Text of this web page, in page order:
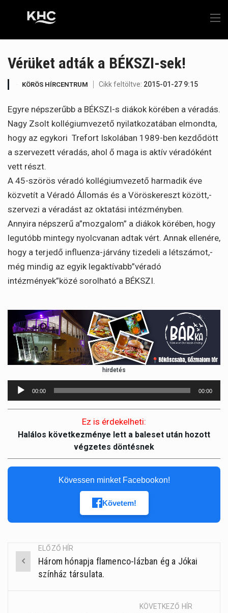
Vérüket adták a BÉKSZI-sek!
KÖRÖS HÍRCENTRUM Cikk feltöltve: 2015-01-27 9:15
Egyre népszerűbb a BÉKSZI-s diákok körében a véradás.
Nagy Zsolt kollégiumvezető nyilatkozatában elmondta,
hogy az egykori Trefort Iskolában 1989-ben kezdődött
a szervezett véradás, ahol ő maga is aktív véradóként
vett részt.
A 45-szörös véradó kollégiumvezető harmadik éve
közvetít a Véradó Állomás és a Vöröskereszt között,-
szervezi a véradást az oktatási intézményben.
Annyira népszerű a”mozgalom” a diákok körében, hogy
legutóbb mintegy nyolcvanan adtak vért. Annak ellenére,
hogy a terjedő influenza-járvány tizedeli a létszámot,-
még mindig az egyik legaktívabb”véradó
intézmények”közé sorolható a BÉKSZI.
hirdetés
Audió
00:00 00:00
Ez is érdekelheti:
Halálos következménye lett a baleset után hozott
végzetes döntésnek
Kövessen minket Facebookon!
Követem!
Post
navigation
ELŐZŐ HÍR
Három hónapja flamenco-lázban ég a Jókai
színház társulata.
KÖVETKEZŐ HÍR